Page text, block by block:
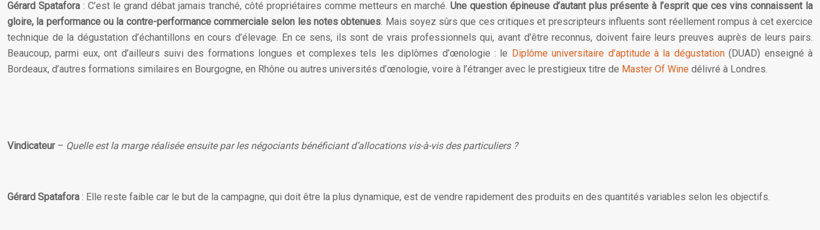
Gérard Spatafora : C’est le grand débat jamais tranché, côté propriétaires comme metteurs en marché. Une question épineuse d’autant plus présente à l’esprit que ces vins connaissent la
gloire, la performance ou la contre-performance commerciale selon les notes obtenues. Mais soyez sûrs que ces critiques et prescripteurs influents sont réellement rompus à cet exercice
technique de la dégustation d’échantillons en cours d’élevage. En ce sens, ils sont de vrais professionnels qui, avant d’être reconnus, doivent faire leurs preuves auprès de leurs pairs.
Beaucoup, parmi eux, ont d’ailleurs suivi des formations longues et complexes tels les diplômes d’œnologie : le Diplôme universitaire d’aptitude à la dégustation(DUAD) enseigné à
Bordeaux, d’autres formations similaires en Bourgogne, en Rhône ou autres universités d’œnologie, voire à l’étranger avec le prestigieux titre de Master Of Wine délivré à Londres.
Vindicateur– Quelle est la marge réalisée ensuite par les négociants bénéficiant d’allocations vis-à-vis des particuliers ?
Gérard Spatafora : Elle reste faible car le but de la campagne, qui doit être la plus dynamique, est de vendre rapidement des produits en des quantités variables selon les objectifs.